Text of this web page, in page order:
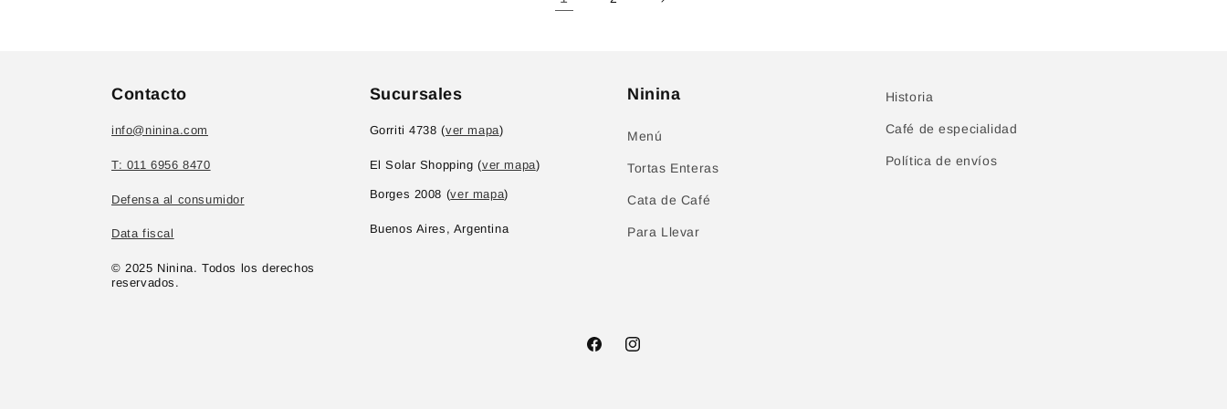
Contacto
info@ninina.com
T: 011 6956 8470
Defensa al consumidor
Data fiscal
© 2025 Ninina. Todos los derechos
reservados.
Sucursales
Gorriti 4738 (ver mapa)
El Solar Shopping (ver mapa)
Borges 2008 (ver mapa)
Buenos Aires, Argentina
Ninina
Menú
Tortas Enteras
Cata de Café
Para Llevar
Historia
Café de especialidad
Política de envíos
FacebookInstagram